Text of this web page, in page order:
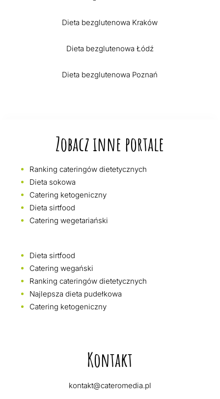
Dieta bezglutenowa Kraków
Dieta bezglutenowa Łódź
Dieta bezglutenowa Poznań
Zobacz inne portale
Ranking cateringów dietetycznych
Dieta sokowa
Catering ketogeniczny
Dieta sirtfood
Catering wegetariański
Dieta sirtfood
Catering wegański
Ranking cateringów dietetycznych
Najlepsza dieta pudełkowa
Catering ketogeniczny
Kontakt
kontakt@cateromedia.pl